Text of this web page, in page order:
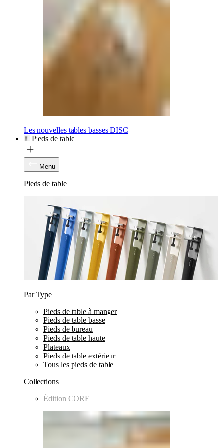
Les nouvelles tables basses DISC
Pieds de table
Menu
Pieds de table
Par Type
Pieds de table à manger
Pieds de table basse
Pieds de bureau
Pieds de table haute
Plateaux
Pieds de table extérieur
Tous les pieds de table
Collections
Édition CORE